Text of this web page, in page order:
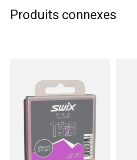
Produits connexes